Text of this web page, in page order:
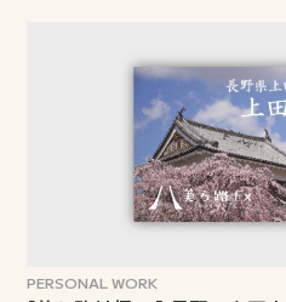
PERSONAL WORK